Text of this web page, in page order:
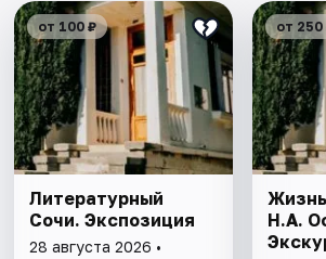
от 100 ₽
Литературный
Сочи. Экспозиция
28 августа 2026 •
от 250
Н.А.